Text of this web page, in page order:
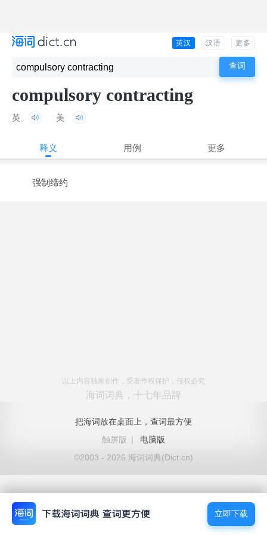
英汉 汉语 更多
compulsory contracting
英 美
释义 用例 更多
强制缔约
以上内容独家创作，受著作权保护，侵权必究
海词词典，十七年品牌
把海词放在桌面上，查词最方便
触屏版
|
电脑版
©2003 - 2026 海词词典(Dict.cn)
立即下载
立即下载